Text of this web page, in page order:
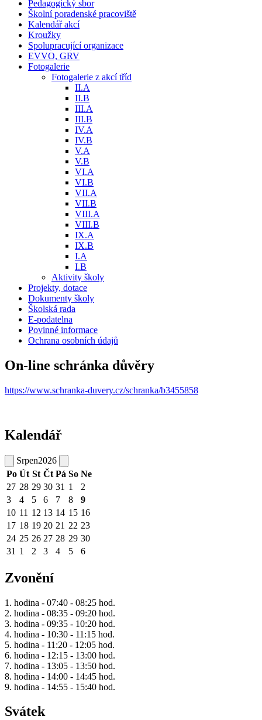
Pedagogický sbor
Školní poradenské pracoviště
Kalendář akcí
Kroužky
Spolupracující organizace
EVVO, GRV
Fotogalerie
Fotogalerie z akcí tříd
II.A
II.B
III.A
III.B
IV.A
IV.B
V.A
V.B
VI.A
VI.B
VII.A
VII.B
VIII.A
VIII.B
IX.A
IX.B
I.A
I.B
Aktivity školy
Projekty, dotace
Dokumenty školy
Školská rada
E-podatelna
Povinné informace
Ochrana osobních údajů
On-line schránka důvěry
https://www.schranka-duvery.cz/schranka/b3455858
Kalendář
Srpen2026
Po Út St Čt Pá So Ne
27 28 29 30 31 1
2
3
4 5 6 7 8
9
10 11 12 13 14 15 16
17 18 19 20 21 22 23
24 25 26 27 28 29 30
31 1 2 3 4 5 6
Zvonění
1. hodina - 07:40 - 08:25 hod.
2. hodina - 08:35 - 09:20 hod.
3. hodina - 09:35 - 10:20 hod.
4. hodina - 10:30 - 11:15 hod.
5. hodina - 11:20 - 12:05 hod.
6. hodina - 12:15 - 13:00 hod.
7. hodina - 13:05 - 13:50 hod.
8. hodina - 14:00 - 14:45 hod.
9. hodina - 14:55 - 15:40 hod.
Svátek